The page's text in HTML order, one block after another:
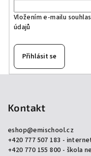
Vložením e-mailu
údajů
Přihlásit se
Kontakt
eshop@emischool.cz
+420 777 507 183 -
+420 770 155 800 - škola